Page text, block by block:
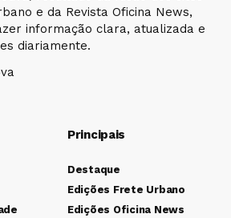
e da Revista Oficina News,
informação clara, atualizada e
diariamente.
Principais
Destaque
Edições Frete Urbano
Edições Oficina News